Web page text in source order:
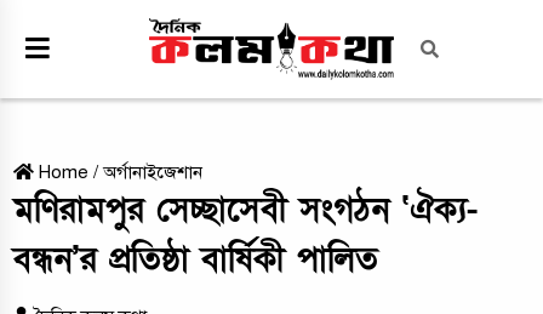
Home /অর্গানাইজেশান
মণিরামপুর সেচ্ছাসেবী সংগঠন ‘ঐক্য-
বন্ধন’র প্রতিষ্ঠা বার্ষিকী পালিত